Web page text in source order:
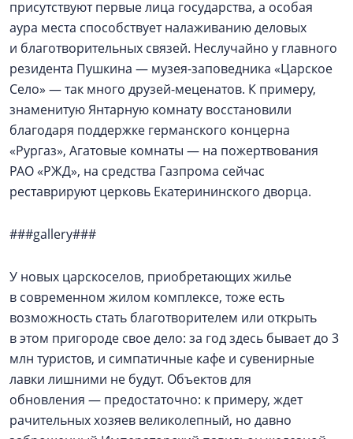
присутствуют первые лица государства, а особая
аура места способствует налаживанию деловых
и благотворительных связей. Неслучайно у главного
резидента Пушкина — музея-заповедника «Царское
Село» — так много друзей-меценатов. К примеру,
знаменитую Янтарную комнату восстановили
благодаря поддержке германского концерна
«Рургаз», Агатовые комнаты — на пожертвования
РАО «РЖД», на средства Газпрома сейчас
реставрируют церковь Екатерининского дворца.
###gallery###
У новых царскоселов, приобретающих жилье
в современном жилом комплексе, тоже есть
возможность стать благотворителем или открыть
в этом пригороде свое дело: за год здесь бывает до 3
млн туристов, и симпатичные кафе и сувенирные
лавки лишними не будут. Объектов для
обновления — предостаточно: к примеру, ждет
рачительных хозяев великолепный, но давно